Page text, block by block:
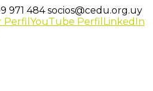
971 484socios@cedu.org.uy
Perfil YouTube Perfil LinkedIn